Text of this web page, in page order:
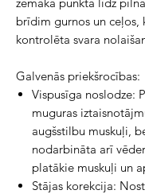
brīdim gurnos un ceļos,
kontrolēta svara
Galvenās priekšrocības:
Vispusīga noslodze:
muguras
augšstilbu muskuļi,
nodarbināta arī
platākie muskuļi un
Stājas korekcija: